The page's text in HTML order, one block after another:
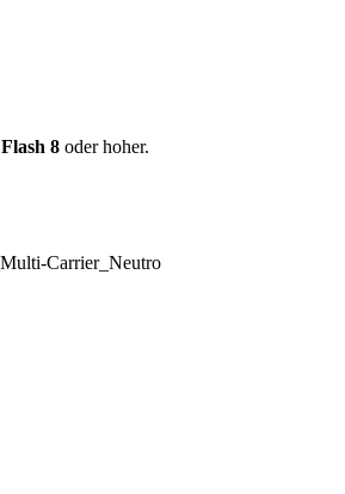
Flash 8 oder hoher.